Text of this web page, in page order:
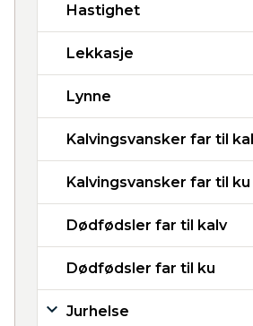
Hastighet
Lekkasje
Lynne
Kalvingsvansker far til
Kalvingsvansker far til ku
Dødfødsler far til kalv
Dødfødsler far til ku
Jurhelse